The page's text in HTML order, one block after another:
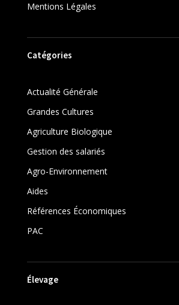
Mentions Légales
Catégories
Actualité Générale
Grandes Cultures
Agriculture Biologique
Gestion des salariés
Agro-Environnement
Aides
Références Économiques
PAC
Élevage